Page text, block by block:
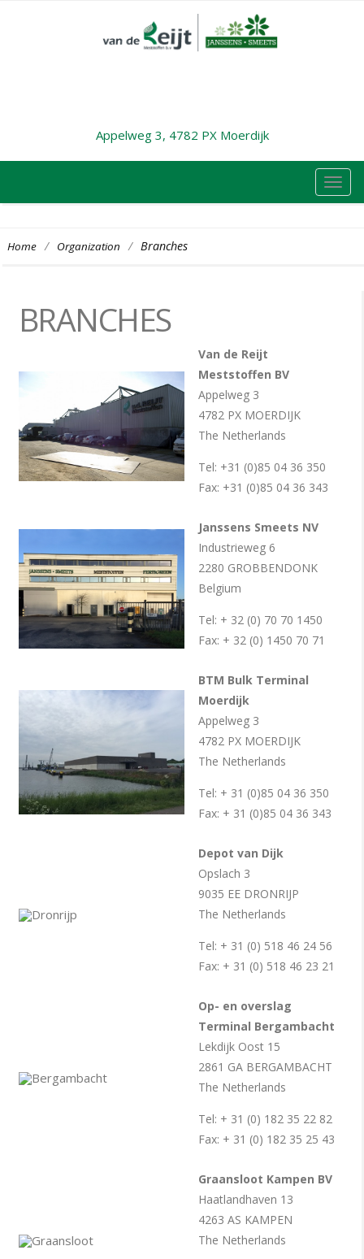
Appelweg 3, 4782 PX Moerdijk
Home / Organization / Branches
BRANCHES
Van de Reijt
Meststoffen BV
Appelweg 3
4782 PX MOERDIJK
The Netherlands
Tel: +31 (0)85 04 36 350
Fax: +31 (0)85 04 36 343
Janssens Smeets NV
Industrieweg 6
2280 GROBBENDONK
Belgium
Tel: + 32 (0) 70 70 1450
Fax: + 32 (0) 1450 70 71
BTM Bulk Terminal
Moerdijk
Appelweg 3
4782 PX MOERDIJK
The Netherlands
Tel: + 31 (0)85 04 36 350
Fax: + 31 (0)85 04 36 343
Depot van Dijk
Opslach 3
9035 EE DRONRIJP
The Netherlands
Tel: + 31 (0) 518 46 24 56
Fax: + 31 (0) 518 46 23 21
Op- en overslag
Terminal Bergambacht
Lekdijk Oost 15
2861 GA BERGAMBACHT
The Netherlands
Tel: + 31 (0) 182 35 22 82
Fax: + 31 (0) 182 35 25 43
Graansloot Kampen BV
Haatlandhaven 13
4263 AS KAMPEN
The Netherlands